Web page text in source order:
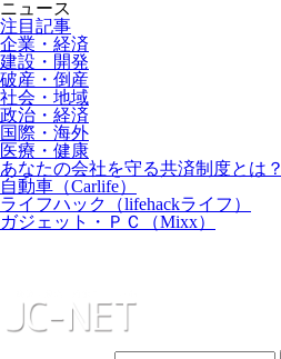
ニュース
注目記事
企業・経済
建設・開発
破産・倒産
社会・地域
政治・経済
国際・海外
医療・健康
あなたの会社を守る共済制度とは？
自動車（Carlife）
ライフハック（lifehackライフ）
ガジェット・ＰＣ（Mixx）